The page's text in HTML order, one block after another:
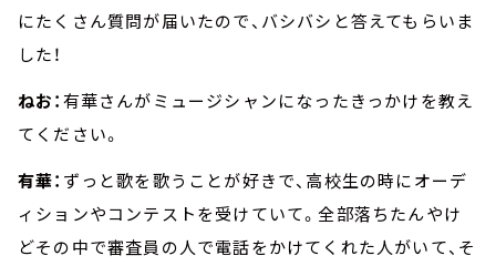
にたくさん質問が届いたので、バシバシと答えてもらいま
した！
ねお：有華さんがミュージシャンになったきっかけを教え
てください。
有華： ずっと歌を歌うことが好きで、高校生の時にオーデ
ィションやコンテストを受けていて。全部落ちたんやけ
どその中で審査員の人で電話をかけてくれた人がいて、そ